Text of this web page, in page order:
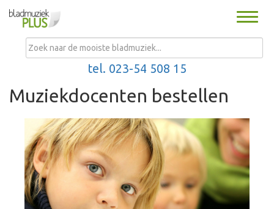
Toggle
tel. 023-54 508 15
MENU
Muziekdocenten bestellen